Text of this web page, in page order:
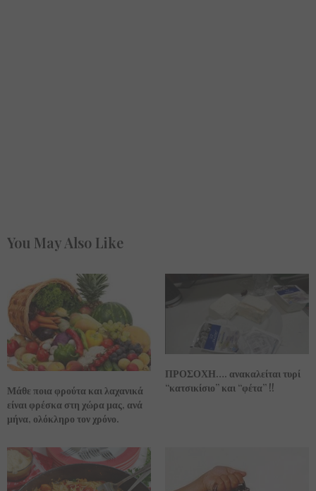
You May Also Like
Μάθε ποια φρούτα και λαχανικά
είναι φρέσκα στη χώρα μας, ανά
μήνα, ολόκληρο τον χρόνο.
ΠΡΟΣΟΧΗ…. ανακαλείται τυρί
“κατσικίσιο” και “φέτα” !!